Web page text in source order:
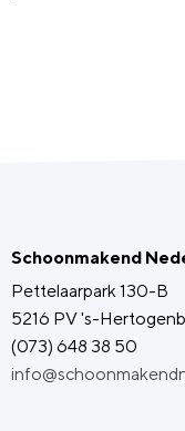
Schoonmakend
Pettelaarpark 130-B
5216 PV 's-
(073) 648 38 50